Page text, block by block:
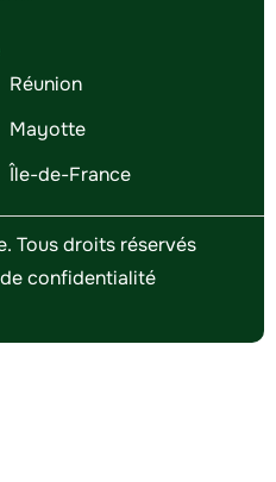
Réunion
Mayotte
Île-de-France
Tous droits réservés
confidentialité